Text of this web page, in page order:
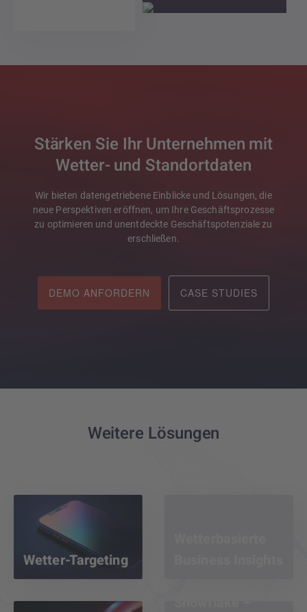
Stärken Sie Ihr Unternehmen mit
Wetter- und Standortdaten
Wir bieten datengetriebene Einblicke und Lösungen, die
neue Perspektiven eröffnen, um Ihre Geschäftsprozesse
zu optimieren und unentdeckte Geschäftspotenziale zu
erschließen.
DEMO ANFORDERN CASE STUDIES
Weitere Lösungen
Wetter-Targeting